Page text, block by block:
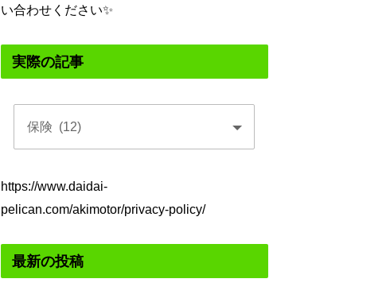
い合わせください✨
実際の記事
https://www.daidai-
pelican.com/akimotor/privacy-policy/
最新の投稿